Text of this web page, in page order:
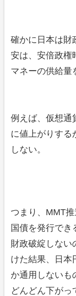
確かに日本は財
安は、安倍政権
マネーの供給量
例えば、仮想通
に値上がりする
しない。
つまり、MMT
国債を発行でき
財政破綻しない
けた結果、日本
か通用しないも
どんどん下がっ